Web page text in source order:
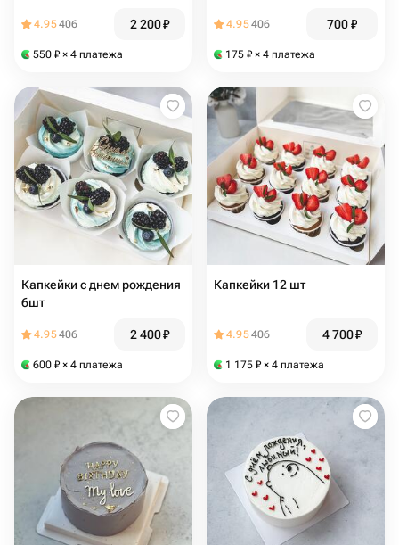
4.95406 2 200₽
550 ₽ × 4 платежа
4.95406 700₽
175 ₽ × 4 платежа
Капкейки с днем рождения
6шт
4.95406 2 400₽
600 ₽ × 4 платежа
Капкейки 12 шт
4.95406 4 700₽
1 175 ₽ × 4 платежа